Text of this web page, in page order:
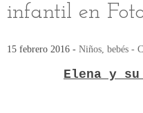
infantil en
15 febrero 2016 - Niños, bebés -
Elena y